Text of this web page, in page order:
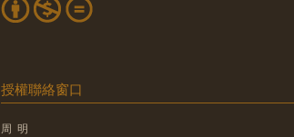
授權聯絡窗口
周 明